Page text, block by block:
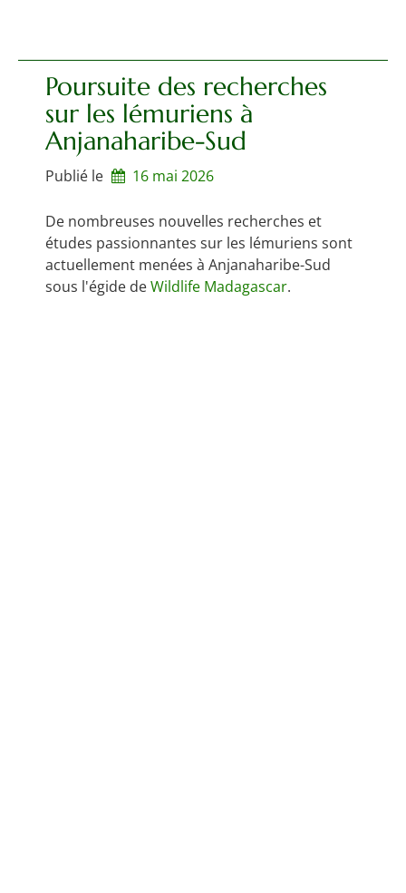
Poursuite des recherches
sur les lémuriens à
Anjanaharibe-Sud
Publié le 16 mai 2026
De nombreuses nouvelles recherches et
études passionnantes sur les lémuriens sont
actuellement menées à Anjanaharibe-Sud
sous l'égide deWildlife Madagascar.